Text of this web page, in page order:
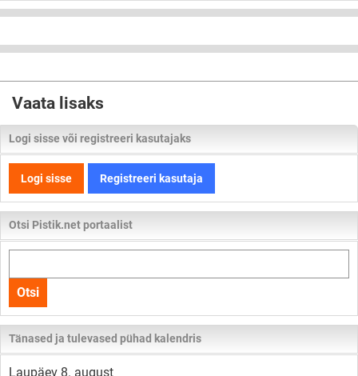
Vaata lisaks
Logi sisse või registreeri kasutajaks
Logi sisse Registreeri kasutaja
Otsi Pistik.net portaalist
kogu
lehelt
Otsi
Tänased ja tulevased pühad kalendris
Laupäev 8. august